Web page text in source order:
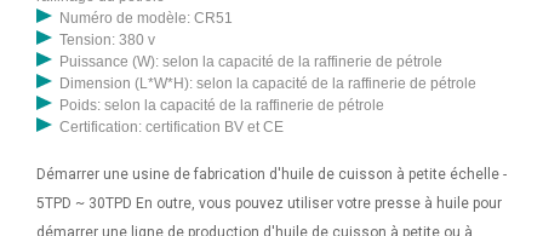
Numéro de modèle: CR51
Tension: 380 v
Puissance (W): selon la capacité de la raffinerie de pétrole
Dimension (L*W*H): selon la capacité de la raffinerie de pétrole
Poids: selon la capacité de la raffinerie de pétrole
Certification: certification BV et CE
Démarrer une usine de fabrication d'huile de cuisson à petite échelle -
5TPD ~ 30TPD En outre, vous pouvez utiliser votre presse à huile pour